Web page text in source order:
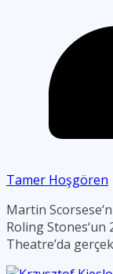
Tamer Hoşgören
Martin
Roling Stones‘un
Theatre’da